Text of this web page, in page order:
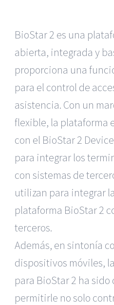
BioStar 2 es una
abierta, integrada y
proporciona una
para el control de
asistencia. Con un
flexible, la plataforma
con el BioStar 2
para integrar los
con sistemas de
utilizan para integrar
plataforma BioStar 2
terceros.
Además, en sintonía
dispositivos móviles,
para BioStar 2 ha
permitirle no solo